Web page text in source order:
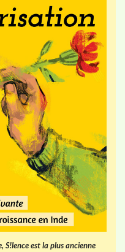
S!lence est la plus ancienne